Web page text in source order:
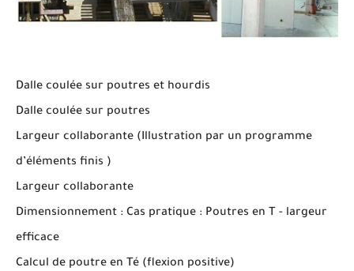
Dalle coulée sur poutres et hourdis
Dalle coulée sur poutres
Largeur collaborante (Illustration par un programme
d’éléments finis )
Largeur collaborante
Dimensionnement : Cas pratique : Poutres en T - largeur
efficace
Calcul de poutre en Té (flexion positive)